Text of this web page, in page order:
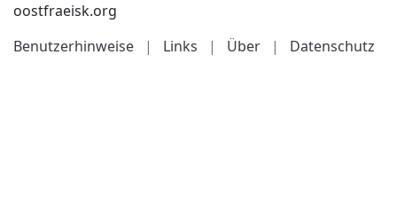
oostfraeisk.org
Benutzerhinweise
| Links | Über | Datenschutz